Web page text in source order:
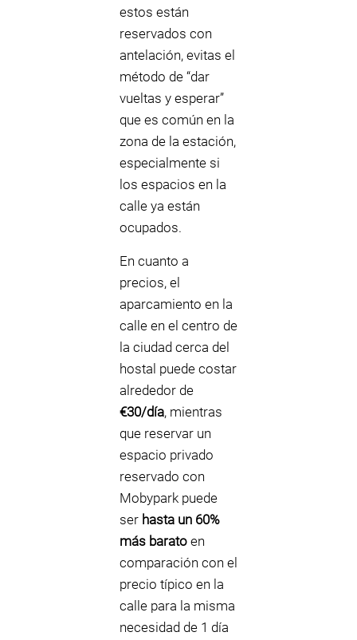
estos están
reservados con
antelación, evitas el
método de “dar
vueltas y esperar”
que es común en la
zona de la estación,
especialmente si
los espacios en la
calle ya están
ocupados.
En cuanto a
precios, el
aparcamiento en la
calle en el centro de
la ciudad cerca del
hostal puede costar
alrededor de
€30/día, mientras
que reservar un
espacio privado
reservado con
Mobypark puede
ser hasta un 60%
más barato en
comparación con el
precio típico en la
calle para la misma
necesidad de 1 día